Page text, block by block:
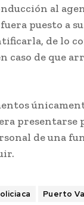
al
puesto a
de lo
caso de que
de una
Puerto